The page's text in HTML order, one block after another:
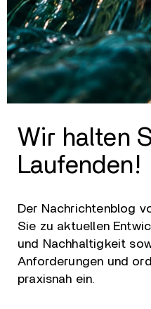
Wir halten
Laufenden!
Der Nachrichtenblog
Sie zu aktuellen
und Nachhaltigkeit
Anforderungen und
praxisnah ein.